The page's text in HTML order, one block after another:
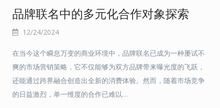
品牌联名中的多元化合作对象探索
12/24/2024
在当今这个瞬息万变的商业环境中，品牌联名已成为一种屡试不
爽的市场营销策略，它不仅能够为双方品牌带来曝光度的飞跃，
还能通过跨界融合创造出全新的消费体验。然而，随着市场竞争
的日益激烈，单一维度的合作已难以…